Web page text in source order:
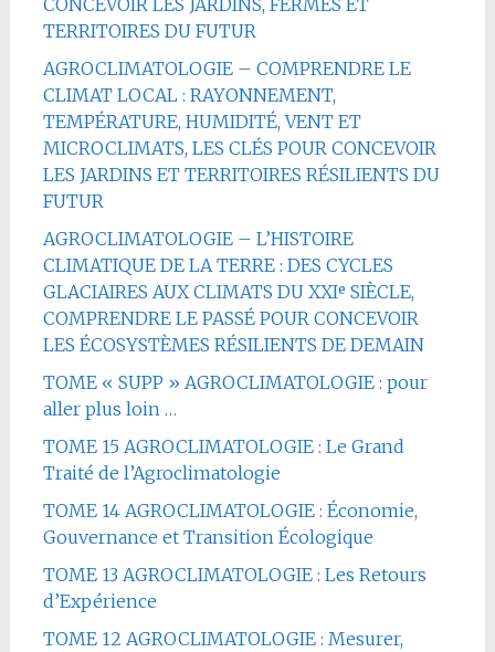
CONCEVOIR LES JARDINS, FERMES ET
TERRITOIRES DU FUTUR
AGROCLIMATOLOGIE – COMPRENDRE LE
CLIMAT LOCAL : RAYONNEMENT,
TEMPÉRATURE, HUMIDITÉ, VENT ET
MICROCLIMATS, LES CLÉS POUR CONCEVOIR
LES JARDINS ET TERRITOIRES RÉSILIENTS DU
FUTUR
AGROCLIMATOLOGIE – L’HISTOIRE
CLIMATIQUE DE LA TERRE : DES CYCLES
GLACIAIRES AUX CLIMATS DU XXIᵉ SIÈCLE,
COMPRENDRE LE PASSÉ POUR CONCEVOIR
LES ÉCOSYSTÈMES RÉSILIENTS DE DEMAIN
TOME « SUPP » AGROCLIMATOLOGIE : pour
aller plus loin …
TOME 15 AGROCLIMATOLOGIE : Le Grand
Traité de l’Agroclimatologie
TOME 14 AGROCLIMATOLOGIE : Économie,
Gouvernance et Transition Écologique
TOME 13 AGROCLIMATOLOGIE : Les Retours
d’Expérience
TOME 12 AGROCLIMATOLOGIE : Mesurer,